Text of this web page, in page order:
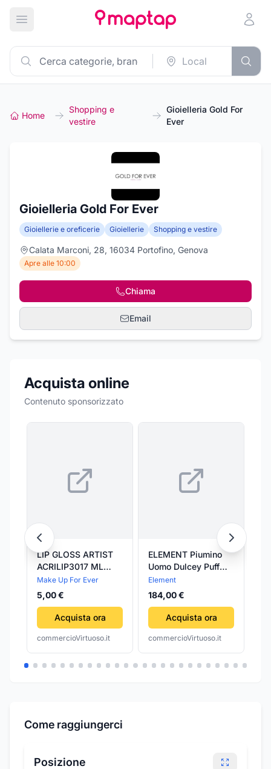
Apri menu principale
Home
Shopping e
vestire
Gioielleria Gold For
Ever
Gioielleria Gold For Ever
Gioiellerie e oreficerie Gioiellerie Shopping e vestire
Calata Marconi, 28, 16034 Portofino, Genova
Apre alle 10:00
Chiama
Email
Acquista online
Contenuto sponsorizzato
LIP GLOSS ARTIST
ACRILIP3017 ML
Make Up For Ever
Make Up For Ever
5,00 €
Acquista ora
commercioVirtuoso.it
ELEMENT Piumino
Uomo Dulcey Puff
Old Gold
Element
184,00 €
Acquista ora
commercioVirtuoso.it
Come raggiungerci
Posizione